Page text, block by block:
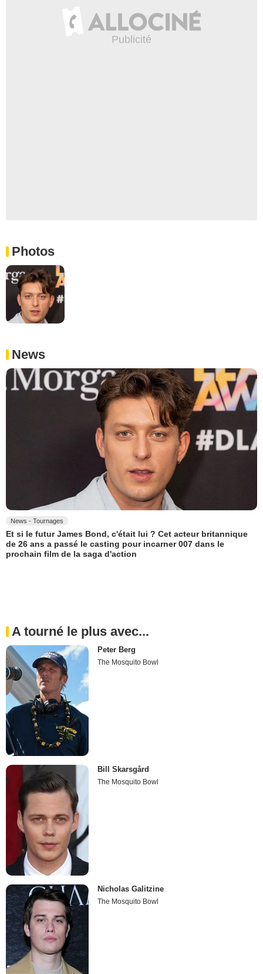
Photos
News
News - Tournages
Et si le futur James Bond, c'était lui ? Cet acteur britannique
de 26 ans a passé le casting pour incarner 007 dans le
prochain film de la saga d'action
A tourné le plus avec...
Peter Berg
The Mosquito Bowl
Bill Skarsgård
The Mosquito Bowl
Nicholas Galitzine
The Mosquito Bowl